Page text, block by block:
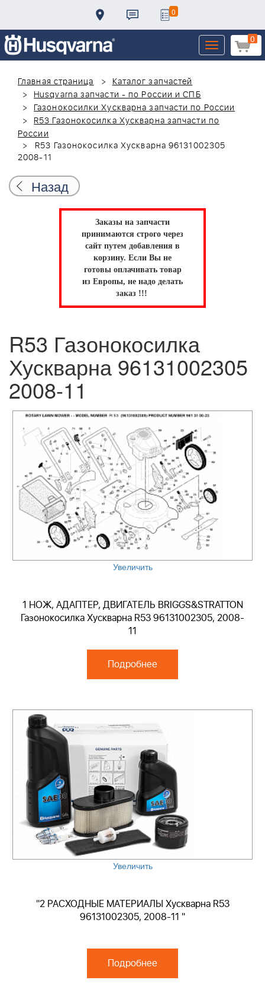
0
0
Toggle
navigation
Главная страница
Каталог запчастей
Husqvarna запчасти - по России и СПБ
Газонокосилки Хускварна запчасти по России
R53 Газонокосилка Хускварна запчасти по
России
R53 Газонокосилка Хускварна 96131002305
2008-11
Назад
Заказы на запчасти
принимаются строго через
сайт путем добавления в
корзину. Если Вы не
готовы оплачивать товар
из Европы, не надо делать
заказ !!!
R53 Газонокосилка
Хускварна 96131002305
2008-11
Увеличить
1 НОЖ, АДАПТЕР, ДВИГАТЕЛЬ BRIGGS&STRATTON
Газонокосилка Хускварна R53 96131002305, 2008-
11
Подробнее
Увеличить
"2 РАСХОДНЫЕ МАТЕРИАЛЫ Хускварна R53
96131002305, 2008-11 "
Подробнее